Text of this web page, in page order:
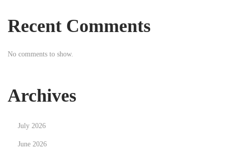
Recent Comments
No comments to show.
Archives
July 2026
June 2026